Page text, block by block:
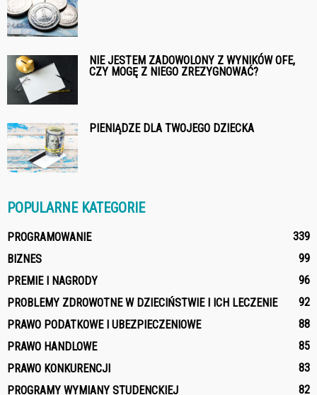
NIE JESTEM ZADOWOLONY Z WYNIKÓW OFE,
CZY MOGĘ Z NIEGO ZREZYGNOWAĆ?
PIENIĄDZE DLA TWOJEGO DZIECKA
POPULARNE KATEGORIE
PROGRAMOWANIE
339
BIZNES
99
PREMIE I NAGRODY
96
PROBLEMY ZDROWOTNE W DZIECIŃSTWIE I ICH LECZENIE
92
PRAWO PODATKOWE I UBEZPIECZENIOWE
88
PRAWO HANDLOWE
85
PRAWO KONKURENCJI
83
PROGRAMY WYMIANY STUDENCKIEJ
82